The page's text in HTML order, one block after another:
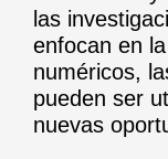
las
enfocan en
numéricos,
pueden ser
nuevas